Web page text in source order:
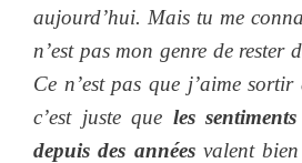
aujourd’hui. Mais tu me
n’est pas mon genre de rester
Ce n’est pas que j’aime sortir
c’est juste que les
depuis des annéesvalent bien